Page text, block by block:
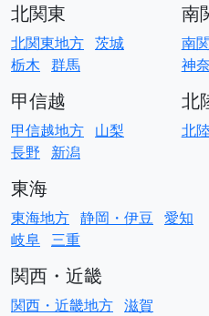
北関東
北関東地方 茨城
栃木 群馬
南
南
神
甲信越
甲信越地方 山梨
長野
新潟
北
北
東海
東海地方 静岡・伊豆 愛知
岐阜 三重
関西・近畿
関西・近畿地方 滋賀